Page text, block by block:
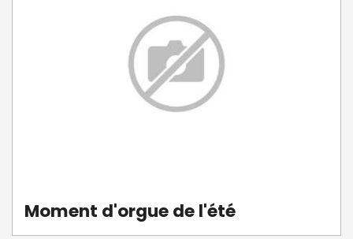
Moment d'orgue de l'été